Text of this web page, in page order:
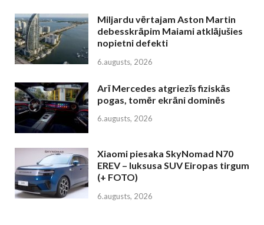
Miljardu vērtajam Aston Martin
debesskrāpim Maiami atklājušies
nopietni defekti
6.augusts, 2026
Arī Mercedes atgriezīs fiziskās
pogas, tomēr ekrāni dominēs
6.augusts, 2026
Xiaomi piesaka SkyNomad N70
EREV – luksusa SUV Eiropas tirgum
(+ FOTO)
6.augusts, 2026